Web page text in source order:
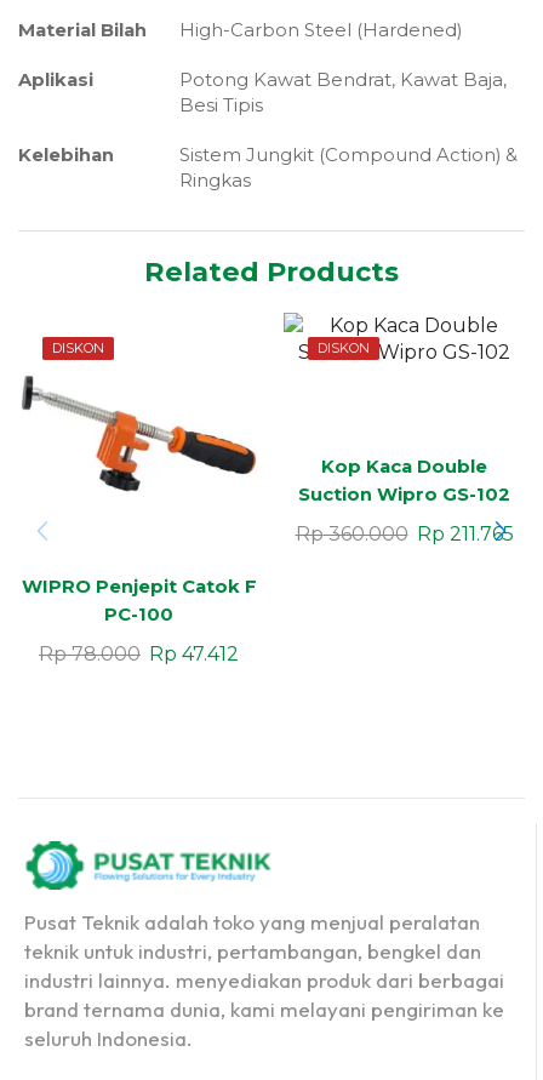
Material Bilah High-Carbon Steel (Hardened)
Aplikasi
Potong Kawat Bendrat, Kawat Baja,
Besi Tipis
Kelebihan
Sistem Jungkit (Compound Action) &
Ringkas
Related Products
DISKON
WIPRO Penjepit Catok F
PC-100
Rp78.000 Rp 47.412
DISKON
Kop Kaca Double
Suction Wipro GS-102
Rp360.000 Rp 211.765
Pusat Teknik adalah toko yang menjual peralatan
teknik untuk industri, pertambangan, bengkel dan
industri lainnya. menyediakan produk dari berbagai
brand ternama dunia, kami melayani pengiriman ke
seluruh Indonesia.